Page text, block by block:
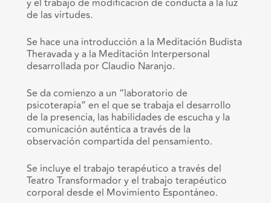
de las virtudes.
Se hace una introducción a la Meditación Budista
Theravada y a la Meditación Interpersonal
desarrollada por Claudio Naranjo.
Se da comienzo a un “laboratorio de
psicoterapia” en el que se trabaja el desarrollo
de la presencia, las habilidades de escucha y la
comunicación auténtica a través de la
observación compartida del pensamiento.
Se incluye el trabajo terapéutico a través del
Teatro Transformador y el trabajo terapéutico
corporal desde el Movimiento Espontáneo.